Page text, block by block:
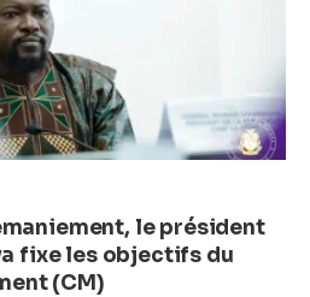
le président
fixe les objectifs du
(CM)